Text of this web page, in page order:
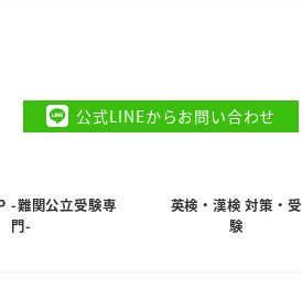
公式LINEからお問い合わせ
-難関公立受験専
門-
英検・漢検 対策・受
験